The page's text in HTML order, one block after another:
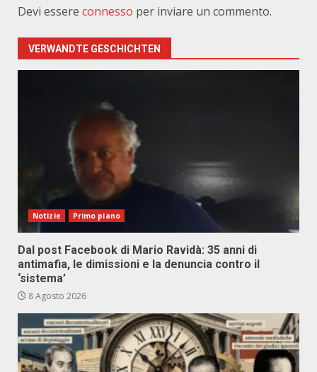
Devi essere connesso per inviare un commento.
VERWANDTE GESCHICHTEN
Notizie Primo piano
Dal post Facebook di Mario Ravidà: 35 anni di
antimafia, le dimissioni e la denuncia contro il
‘sistema’
8 Agosto 2026